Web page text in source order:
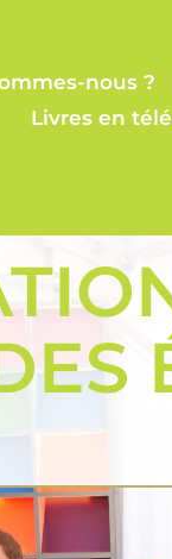
nous ?
Livres en